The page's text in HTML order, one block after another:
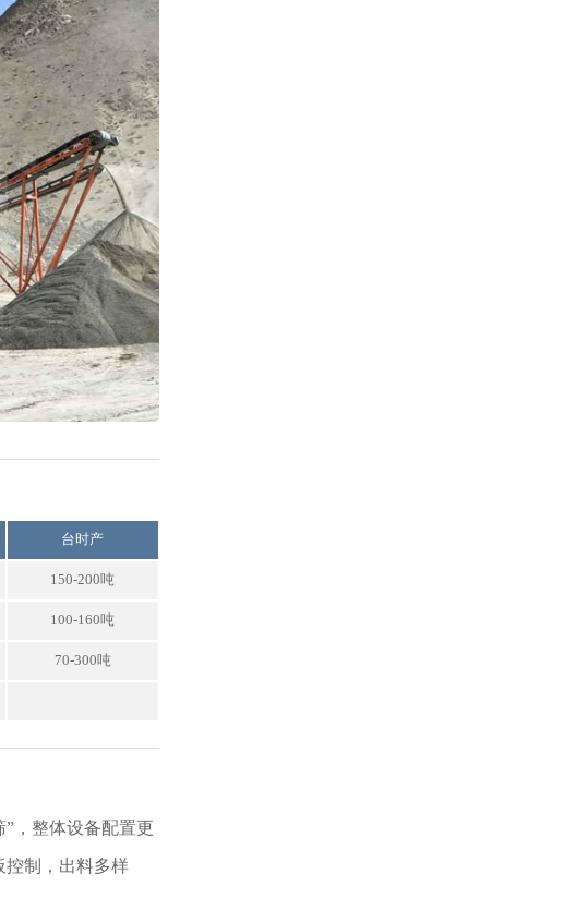
台时产
150-200吨
100-160吨
70-300吨
，整体设备配置更
控制，出料多样